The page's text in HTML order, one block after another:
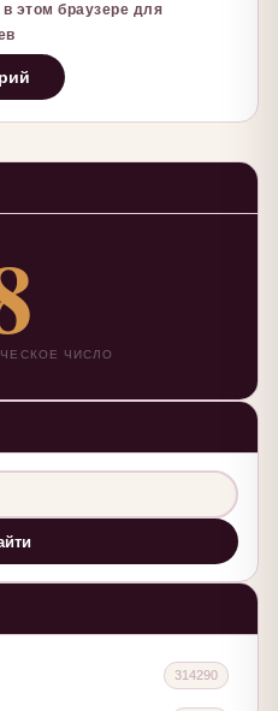
этом браузере для
ЧИСЛО
314290